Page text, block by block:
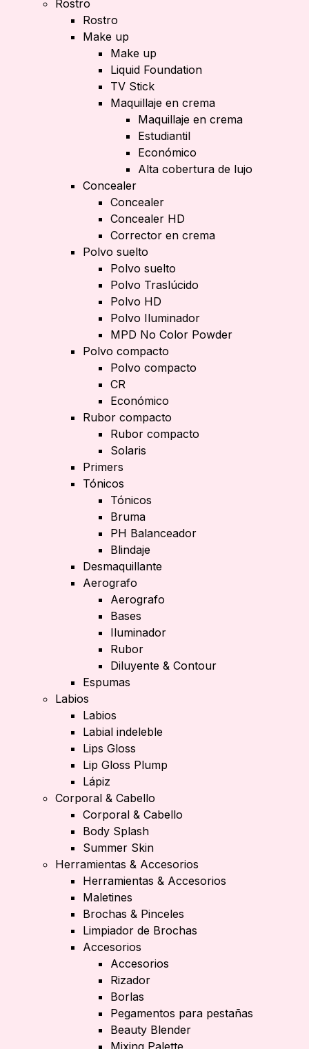
Rostro
Rostro
Make up
Make up
Liquid Foundation
TV Stick
Maquillaje en crema
Maquillaje en crema
Estudiantil
Económico
Alta cobertura de lujo
Concealer
Concealer
Concealer HD
Corrector en crema
Polvo suelto
Polvo suelto
Polvo Traslúcido
Polvo HD
Polvo Iluminador
MPD No Color Powder
Polvo compacto
Polvo compacto
CR
Económico
Rubor compacto
Rubor compacto
Solaris
Primers
Tónicos
Tónicos
Bruma
PH Balanceador
Blindaje
Desmaquillante
Aerografo
Aerografo
Bases
Iluminador
Rubor
Diluyente & Contour
Espumas
Labios
Labios
Labial indeleble
Lips Gloss
Lip Gloss Plump
Lápiz
Corporal & Cabello
Corporal & Cabello
Body Splash
Summer Skin
Herramientas & Accesorios
Herramientas & Accesorios
Maletines
Brochas & Pinceles
Limpiador de Brochas
Accesorios
Accesorios
Rizador
Borlas
Pegamentos para pestañas
Beauty Blender
Mixing Palette